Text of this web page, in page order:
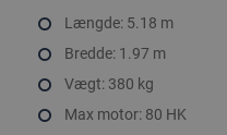
Længde: 5.18 m
Bredde: 1.97 m
Vægt: 380 kg
Max motor: 80 HK